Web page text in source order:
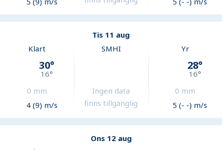
Tis 11 aug
Klart
30°
16°
0 mm
4 (9) m/s
SMHI
Ingen data
finns tillgänglig
Yr
28°
16°
0 mm
5 (- -) m/s
Ons 12 aug